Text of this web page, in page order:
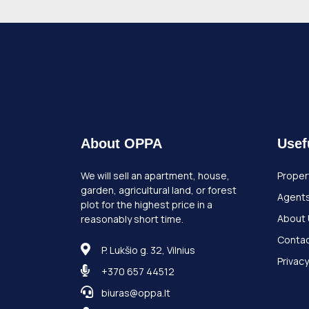
About OPPA
We will sell an apartment, house,
garden, agricultural land, or forest
plot for the highest price in a
reasonably short time.
P. Lukšio g. 32, Vilnius
+370 657 44512
biuras@oppa.lt
About